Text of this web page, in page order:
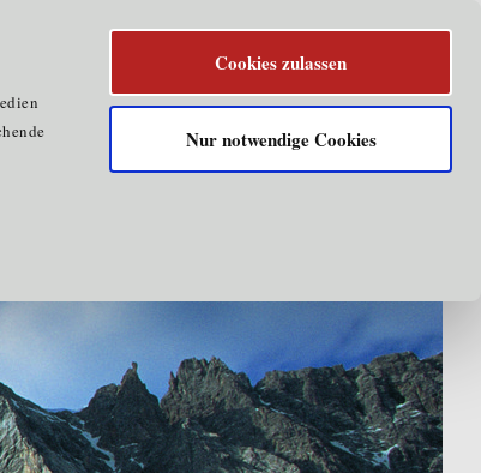
Cookies zulassen
Nur notwendige Cookies